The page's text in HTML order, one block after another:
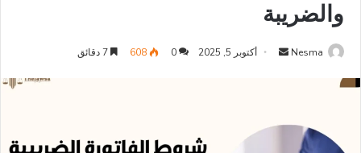
والضريبة
Nesma
أرسل أكتوبر 5, 2025 0
608